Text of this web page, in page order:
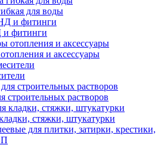
для воды
фитинги
и аксессуары
строительных растворов
стяжки, штукатурки